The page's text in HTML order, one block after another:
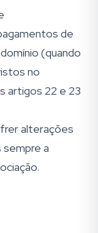
de
(quando
no
artigos 22 e 23
alterações
a